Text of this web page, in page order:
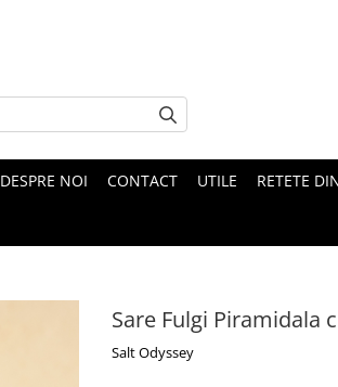
DESPRE NOI CONTACT UTILE RETETE
Sare Fulgi Piramidala
Salt Odyssey